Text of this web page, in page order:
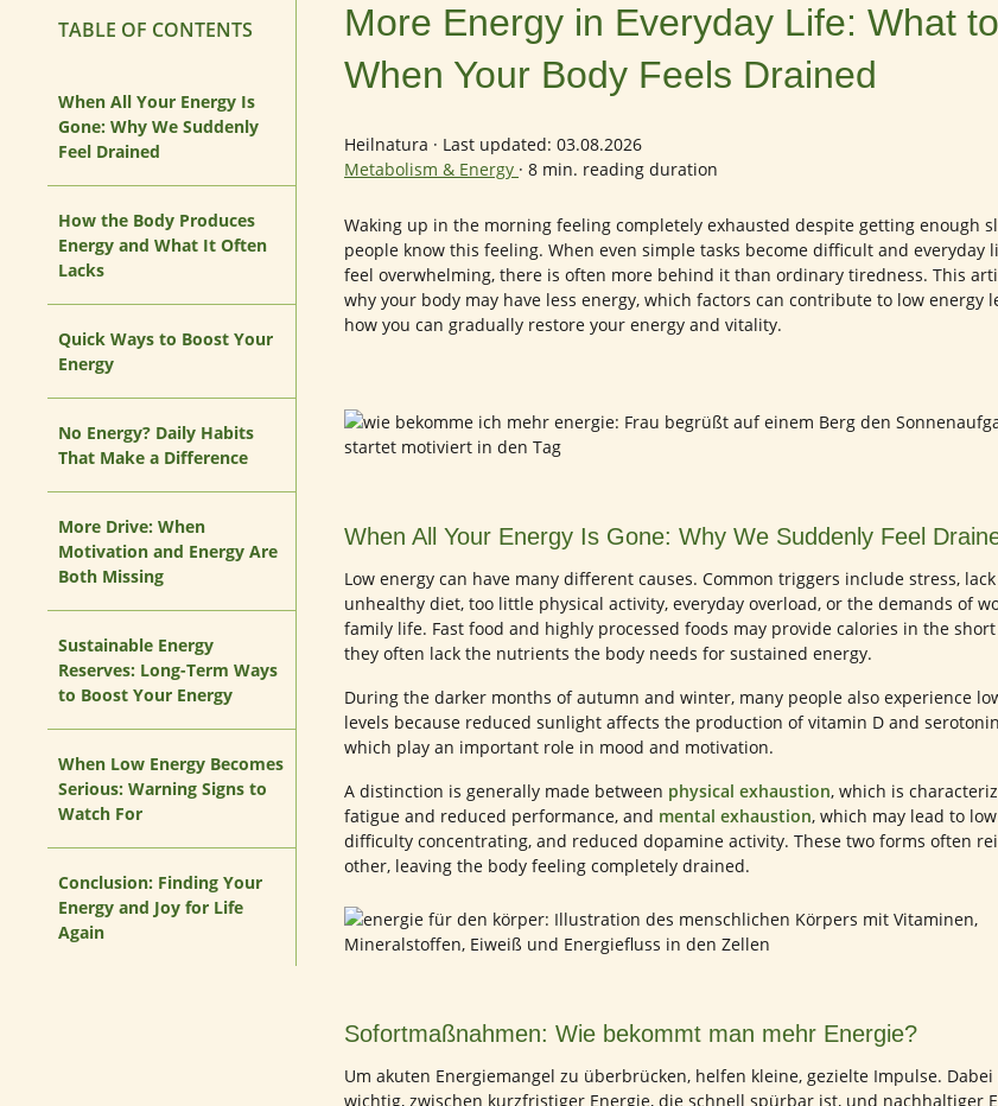
TABLE OF CONTENTS
When All Your Energy Is
Gone: Why We Suddenly
Feel Drained
How the Body Produces
Energy and What It Often
Lacks
Quick Ways to Boost Your
Energy
No Energy? Daily Habits
That Make a Difference
More Drive: When
Motivation and Energy Are
Both Missing
Sustainable Energy
Reserves: Long-Term Ways
to Boost Your Energy
When Low Energy Becomes
Serious: Warning Signs to
Watch For
Conclusion: Finding Your
Energy and Joy for Life
Again
More Energy in Everyday Life: What
When Your Body Feels Drained
Heilnatura · Last updated: 03.08.2026
Metabolism & Energy · 8 min. reading duration
Waking up in the morning feeling completely exhausted despite getting enough
people know this feeling. When even simple tasks become difficult and everyday
feel overwhelming, there is often more behind it than ordinary tiredness. This
why your body may have less energy, which factors can contribute to low energy
how you can gradually restore your energy and vitality.
When All Your Energy Is Gone: Why We Suddenly Feel
Low energy can have many different causes. Common triggers include stress,
unhealthy diet, too little physical activity, everyday overload, or the demands of
family life. Fast food and highly processed foods may provide calories in the
they often lack the nutrients the body needs for sustained energy.
During the darker months of autumn and winter, many people also experience
levels because reduced sunlight affects the production of vitamin D and
which play an important role in mood and motivation.
A distinction is generally made between physical exhaustion, which is
fatigue and reduced performance, and mental exhaustion, which may lead to
difficulty concentrating, and reduced dopamine activity. These two forms often
other, leaving the body feeling completely drained.
Sofortmaßnahmen: Wie bekommt man mehr Energie?
Um akuten Energiemangel zu überbrücken, helfen kleine, gezielte Impulse. Dabei
wichtig, zwischen kurzfristiger Energie, die schnell spürbar ist, und nachhaltiger